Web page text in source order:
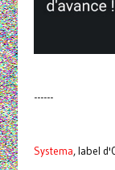
------
Systema, label